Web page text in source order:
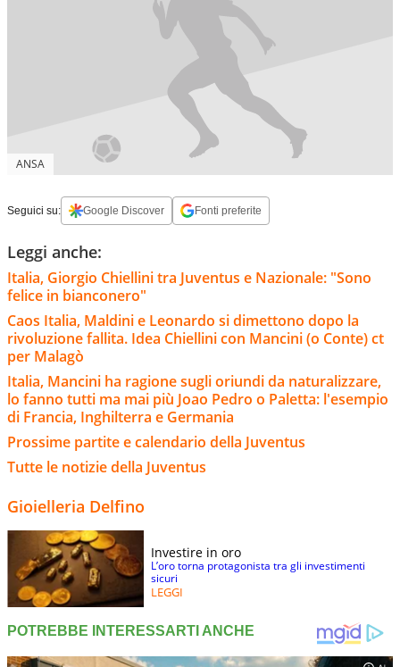
ANSA
Seguici su: Google Discover Fonti preferite
Leggi anche:
Italia, Giorgio Chiellini tra Juventus e Nazionale: "Sono
felice in bianconero"
Caos Italia, Maldini e Leonardo si dimettono dopo la
rivoluzione fallita. Idea Chiellini con Mancini (o Conte) ct
per Malagò
Italia, Mancini ha ragione sugli oriundi da naturalizzare,
lo fanno tutti ma mai più Joao Pedro o Paletta: l'esempio
di Francia, Inghilterra e Germania
Prossime partite e calendario della Juventus
Tutte le notizie della Juventus
Gioielleria Delfino
Investire in oro
L’oro torna protagonista tra gli investimenti
sicuri
LEGGI